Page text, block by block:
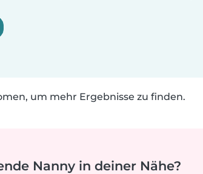
um mehr Ergebnisse zu finden.
Nanny in deiner Nähe?